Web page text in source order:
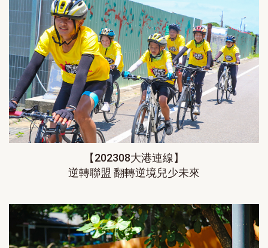
【202308大港連線】
逆轉聯盟 翻轉逆境兒少未來